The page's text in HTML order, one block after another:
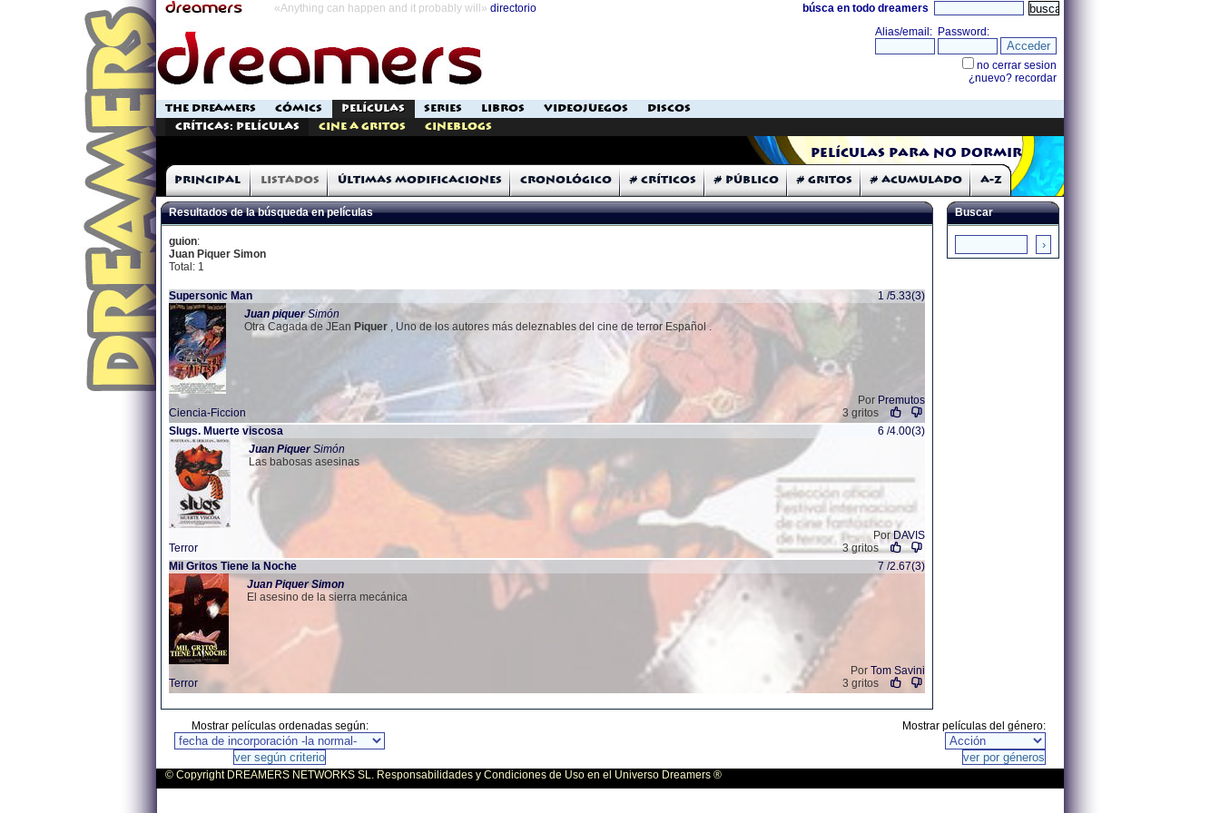
«Anything can happen and it probably will» directorio búsca en todo dreamers
THE DREAMERS CÓMICS PELÍCULAS SERIES LIBROS VIDEOJUEGOS
DISCOS
Críticas: Películas
Cine a Gritos Cineblogs
Películas para no dormir
Principal Listados Últimas modificaciones Cronológico # Críticos # Público # Gritos # Acumulado A-Z
Resultados de la búsqueda en películas
guion:
Juan Piquer Simon
Total: 1
Supersonic Man
1 /5.33(3)
Juan piquerSimón
Otra Cagada de JEan Piquer , Uno de los autores más deleznables del cine de terror Español .
Por Premutos
Ciencia-Ficcion
3 gritos
Slugs. Muerte viscosa
6 /4.00(3)
Juan PiquerSimón
Las babosas asesinas
PorDAVIS
Terror
3 gritos
Mil Gritos Tiene la Noche
7 /2.67(3)
Juan Piquer Simon
El asesino de la sierra mecánica
Por Tom Savini
Terror
3 gritos
Buscar
Mostrar películas ordenadas según: Mostrar películas del género:
© Copyright DREAMERS NETWORKS SL. Responsabilidades y Condiciones de Uso en el Universo Dreamers ®